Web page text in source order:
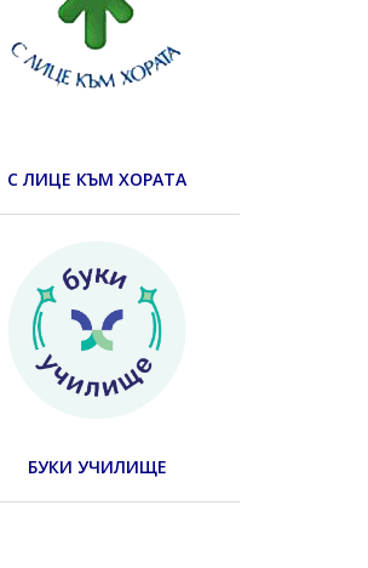
С ЛИЦЕ КЪМ ХОРАТА
БУКИ УЧИЛИЩЕ